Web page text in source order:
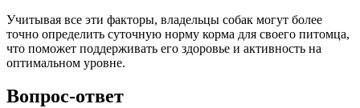
Учитывая все эти факторы, владельцы собак могут более
точно определить суточную норму корма для своего питомца,
что поможет поддерживать его здоровье и активность на
оптимальном уровне.
Вопрос-ответ